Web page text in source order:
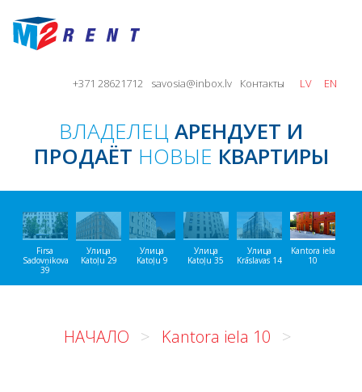
+371 28621712 savosia@inbox.lv Контакты LV EN
ВЛАДЕЛЕЦ АРЕНДУЕТ И
ПРОДАЁТ НОВЫЕ КВАРТИРЫ
Firsa
Sadovņikova
39
Улица
Katoļu 29
Улица
Katoļu 9
Улица
Katoļu 35
Улица
Krāslavas 14
Kantora iela
10
НАЧАЛО Kantora iela 10